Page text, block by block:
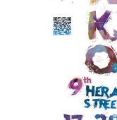
Καστρινή
Αποκριά
Χριστούγεννα
Πρωτοχρονιά
Πολιτιστικοί